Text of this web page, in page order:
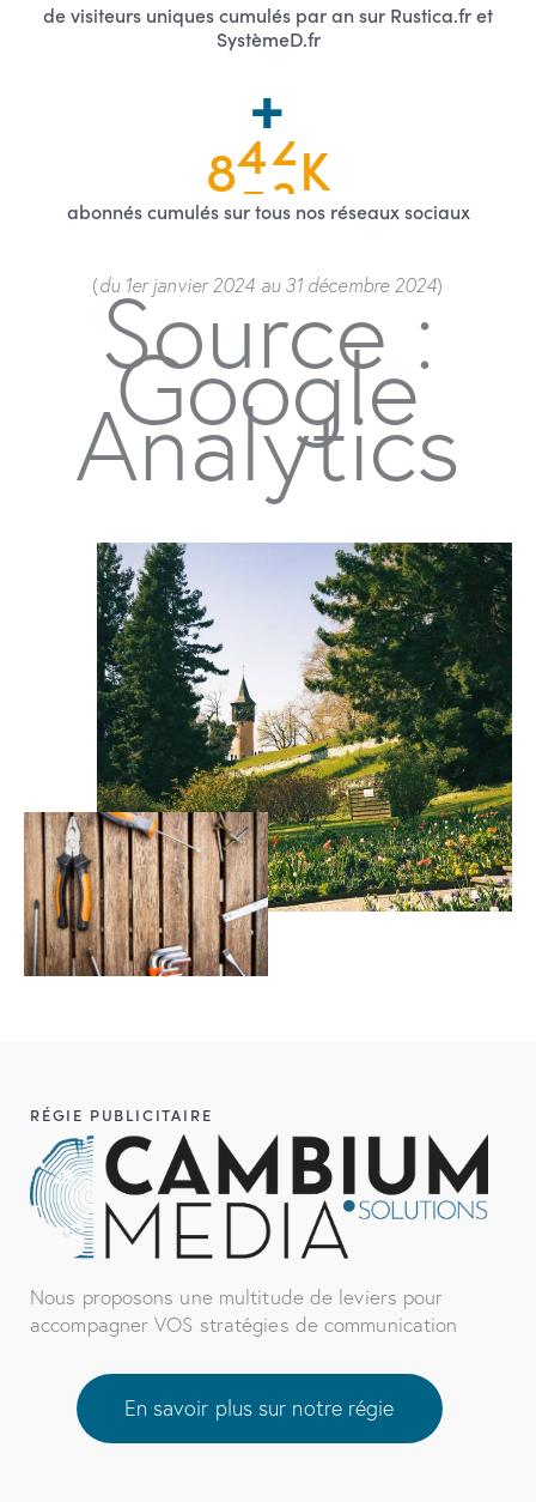
de visiteurs uniques cumulés par an sur Rustica.fr et
SystèmeD.fr
855K
abonnés cumulés sur tous nos réseaux sociaux
(du 1er janvier 2024 au 31 décembre 2024)
Source :
Google
Analytics
RÉGIE PUBLICITAIRE
Nous proposons une multitude de leviers pour
accompagner VOS stratégies de communication
En savoir plus sur notre régie